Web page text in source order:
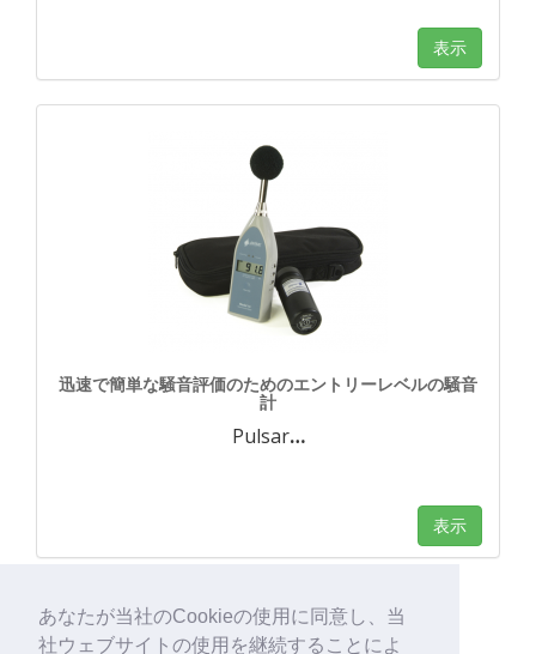
あなたが当社のCookieの使用に同意し、当
社ウェブサイトの使用を継続することによ
表示
迅速で簡単な騒音評価のためのエントリーレベルの騒音
計
Pulsar…
表示